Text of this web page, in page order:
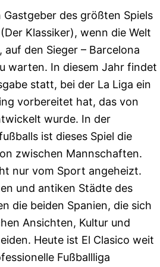
Gastgeber des größten Spiels
Klassiker), wenn die Welt
den Sieger – Barcelona
warten. In diesem Jahr findet
statt, bei der La Liga ein
vorbereitet hat, das von
wurde. In der
ist dieses Spiel die
zwischen Mannschaften.
nur vom Sport angeheizt.
und antiken Städte des
die beiden Spanien, die sich
Ansichten, Kultur und
Heute ist El Clasico weit
Fußballliga